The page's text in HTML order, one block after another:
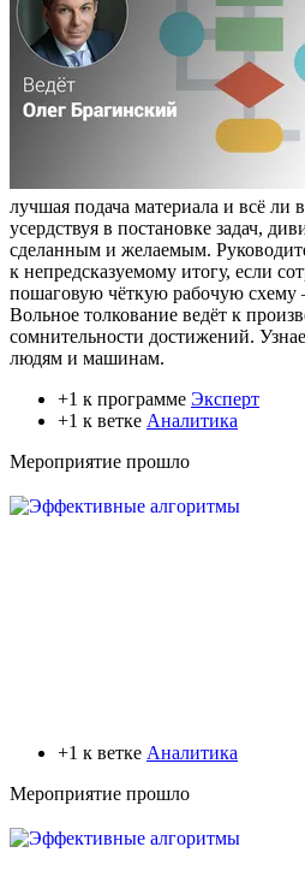
лучшая подача материала и всё ли
усердствуя в постановке задач,
сделанным и желаемым.
к непредсказуемому итогу, если
пошаговую чёткую рабочую схему
Вольное толкование ведёт к
сомнительности достижений.
людям и машинам.
+1 к программе Эксперт
+1 к ветке Аналитика
Мероприятие прошло
+1 к ветке Аналитика
Мероприятие прошло